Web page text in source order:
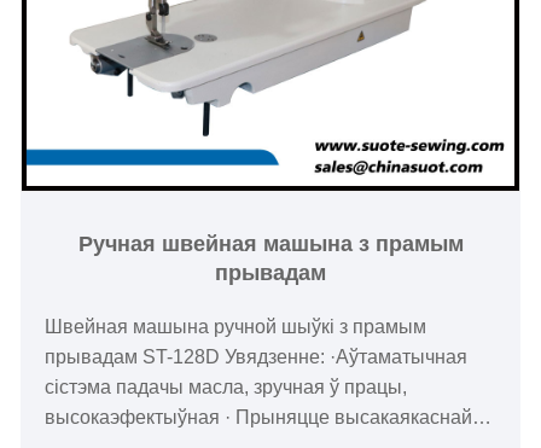
Ручная швейная машына з прамым
прывадам
Швейная машына ручной шыўкі з прамым
прывадам ST-128D Увядзенне: ·Аўтаматычная
сістэма падачы масла, зручная ў працы,
высокаэфектыўная · Прыняцце высакаякаснай